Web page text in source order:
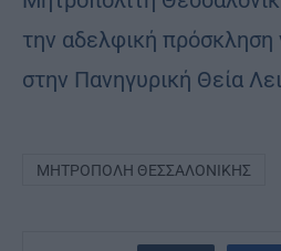
την αδελφική πρόσκληση
στην Πανηγυρική Θεία
ΜΗΤΡΌΠΟΛΗ ΘΕΣΣΑΛΟΝΊΚΗΣ